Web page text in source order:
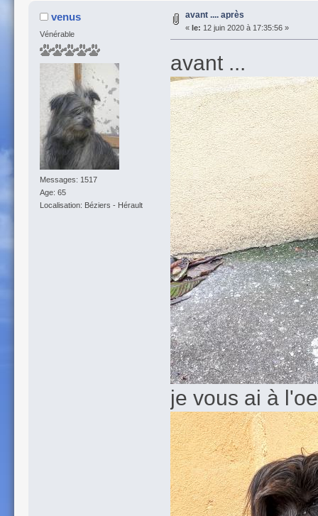
venus
Vénérable
Messages: 1517
Age: 65
Localisation: Béziers - Hérault
avant .... après
« le: 12 juin 2020 à 17:35:56 »
avant ...
je vous ai à